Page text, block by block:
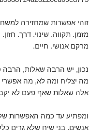
זוהי אפשרות שמחזירה
מזמן. תקווה. שינוי. דרך.
מרקם אנושי. חיים.
נכון, יש הרבה שאלות, הרבה
מה יצליח ומה לא, מה
אלה שאלות שאף פעם לא
ומפתיע עד כמה האפשרות
אנשים. בני שיח שלא גרים